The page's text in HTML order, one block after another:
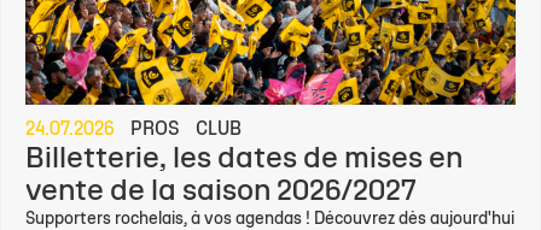
24.07.2026 PROS CLUB
Billetterie, les dates de mises en
vente de la saison 2026/2027
Supporters rochelais, à vos agendas ! Découvrez dès aujourd'hui